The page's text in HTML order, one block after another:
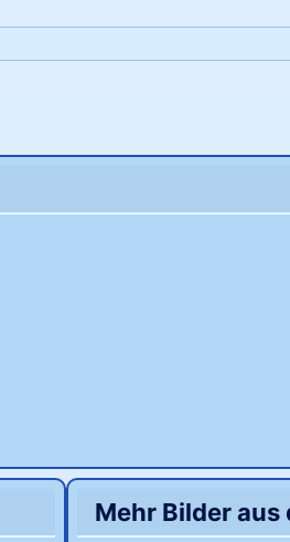
Mehr Bilder